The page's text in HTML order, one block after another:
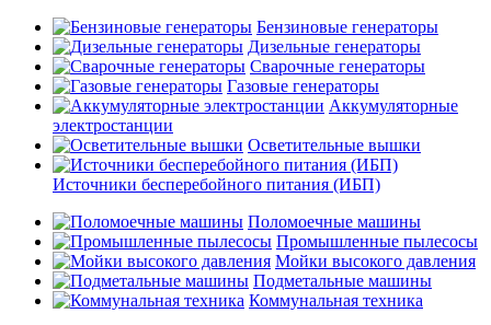
Бензиновые генераторы
Дизельные генераторы
Сварочные генераторы
Газовые генераторы
Аккумуляторные
электростанции
Осветительные вышки
Источники бесперебойного питания (ИБП)
Поломоечные машины
Промышленные пылесосы
Мойки высокого давления
Подметальные машины
Коммунальная техника